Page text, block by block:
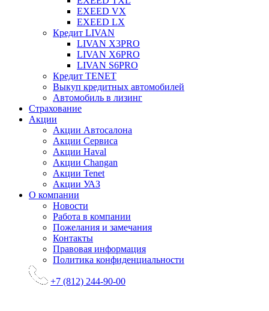
EXEED VX
EXEED LX
Кредит LIVAN
LIVAN X3PRO
LIVAN X6PRO
LIVAN S6PRO
Кредит TENET
Выкуп кредитных автомобилей
Автомобиль в лизинг
Страхование
Акции
Акции Автосалона
Акции Сервиса
Акции Haval
Акции Changan
Акции Tenet
Акции УАЗ
О компании
Новости
Работа в компании
Пожелания и замечания
Контакты
Правовая информация
Политика конфиденциальности
+7 (812) 244-90-00